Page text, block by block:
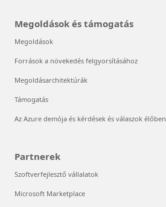
Megoldások és támogatás
Megoldások
Források a növekedés felgyorsításához
Megoldásarchitektúrák
Támogatás
Az Azure demója és kérdések és válaszok élőben
Partnerek
Szoftverfejlesztő vállalatok
Microsoft Marketplace